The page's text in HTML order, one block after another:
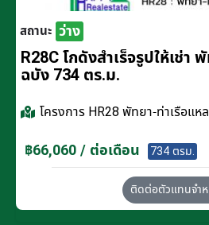
สถานะ ว่าง
R28C โกดังสำเร็จรูปให้เช่า
ฉบัง 734 ตร.ม.
โครงการ HR28 พัทยา-ท่าเรือแห
฿66,060 / ต่อเดือน 734 ตรม.
ติดต่อตัวแทนจำ